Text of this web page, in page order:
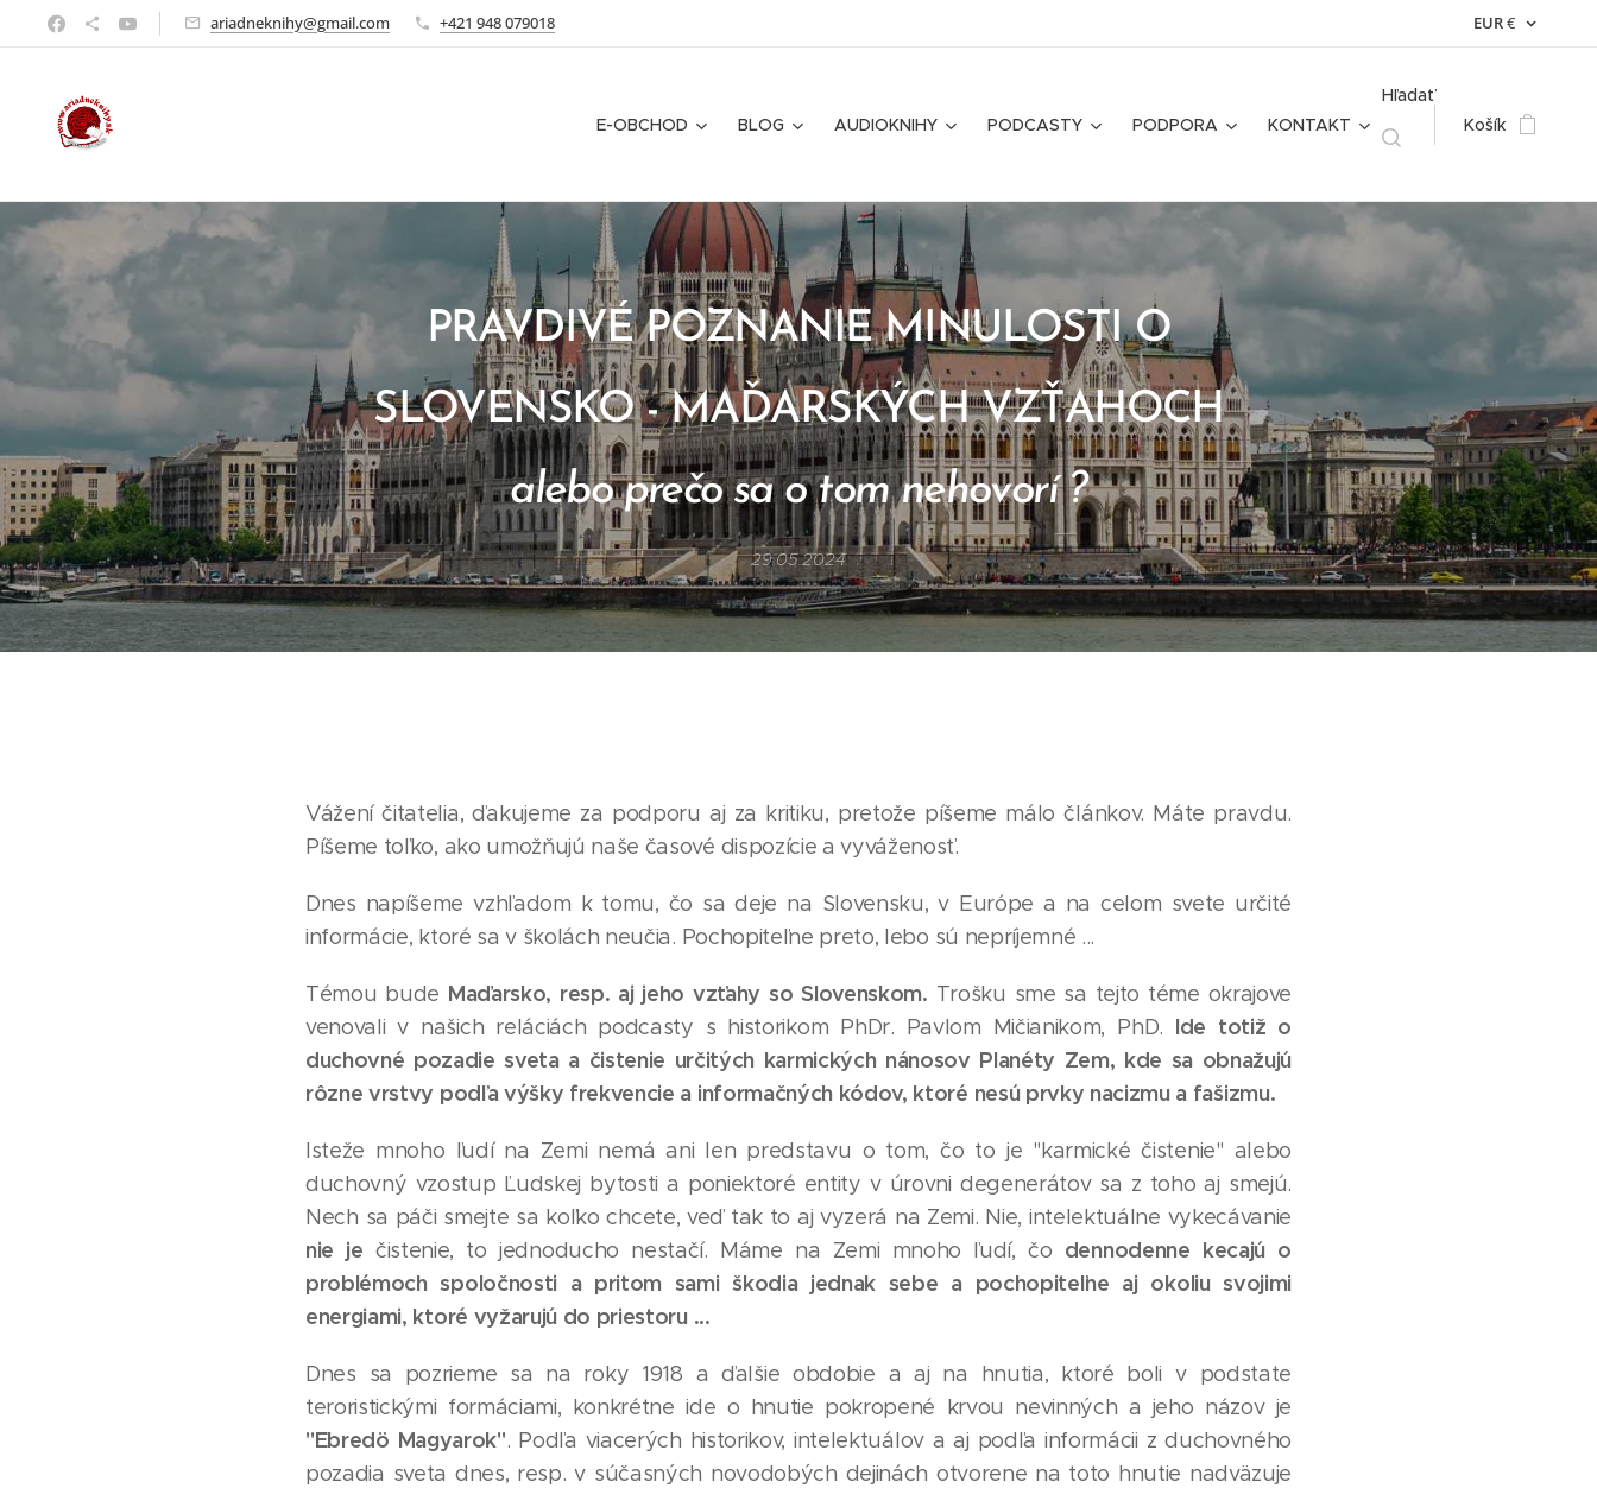
ariadneknihy@gmail.com +421 948 079018 EUR€
E-OBCHOD BLOG AUDIOKNIHY PODCASTY PODPORA KONTAKT
Hľadať
Košík
PRAVDIVÉ POZNANIE MINULOSTI O
SLOVENSKO - MAĎARSKÝCH VZŤAHOCH
alebo prečo sa o tom nehovorí ?
29.05.2024
Vážení čitatelia, ďakujeme za podporu aj za kritiku, pretože píšeme málo článkov. Máte pravdu.
Píšeme toľko, ako umožňujú naše časové dispozície a vyváženosť.
Dnes napíšeme vzhľadom k tomu, čo sa deje na Slovensku, v Európe a na celom svete určité
informácie, ktoré sa v školách neučia. Pochopiteľne preto, lebo sú nepríjemné ...
Témou bude Maďarsko, resp. aj jeho vzťahy so Slovenskom. Trošku sme sa tejto téme okrajove
venovali v našich reláciách podcasty s historikom PhDr. Pavlom Mičianikom, PhD. Ide totiž o
duchovné pozadie sveta a čistenie určitých karmických nánosov Planéty Zem, kde sa obnažujú
rôzne vrstvy podľa výšky frekvencie a informačných kódov, ktoré nesú prvky nacizmu a fašizmu.
Isteže mnoho ľudí na Zemi nemá ani len predstavu o tom, čo to je "karmické čistenie" alebo
duchovný vzostup Ľudskej bytosti a poniektoré entity v úrovni degenerátov sa z toho aj smejú.
Nech sa páči smejte sa koľko chcete, veď tak to aj vyzerá na Zemi. Nie, intelektuálne vykecávanie
nie je čistenie, to jednoducho nestačí. Máme na Zemi mnoho ľudí, čo dennodenne kecajú o
problémoch spoločnosti a pritom sami škodia jednak sebe a pochopiteľne aj okoliu svojimi
energiami, ktoré vyžarujú do priestoru ...
Dnes sa pozrieme sa na roky 1918 a ďalšie obdobie a aj na hnutia, ktoré boli v podstate
teroristickými formáciami, konkrétne ide o hnutie pokropené krvou nevinných a jeho názov je
"Ebredö Magyarok". Podľa viacerých historikov, intelektuálov a aj podľa informácii z duchovného
pozadia sveta dnes, resp. v súčasných novodobých dejinách otvorene na toto hnutie nadväzuje